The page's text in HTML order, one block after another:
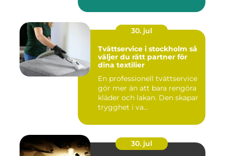
30. jul
Tvättservice i stockholm så
väljer du rätt partner för
dina textilier
En professionell tvättservice
gör mer än att bara rengöra
kläder och lakan. Den skapar
trygghet i va...
30. jul